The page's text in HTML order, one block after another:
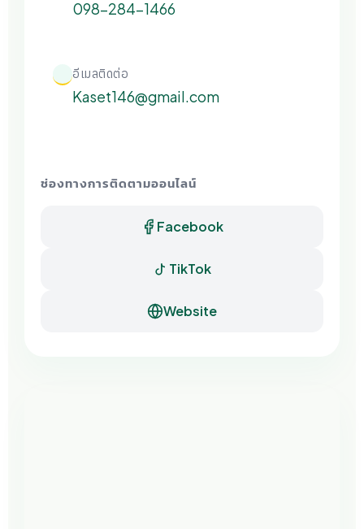
098-284-1466
อีเมลติดต่อ
Kaset146@gmail.com
ช่องทางการติดตามออนไลน์
Facebook
TikTok
Website